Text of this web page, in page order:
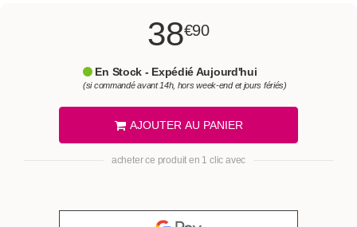
38€90
En Stock - Expédié Aujourd'hui
(si commandé avant 14h, hors week-end et jours fériés)
AJOUTER AU PANIER
acheter ce produit en 1 clic avec